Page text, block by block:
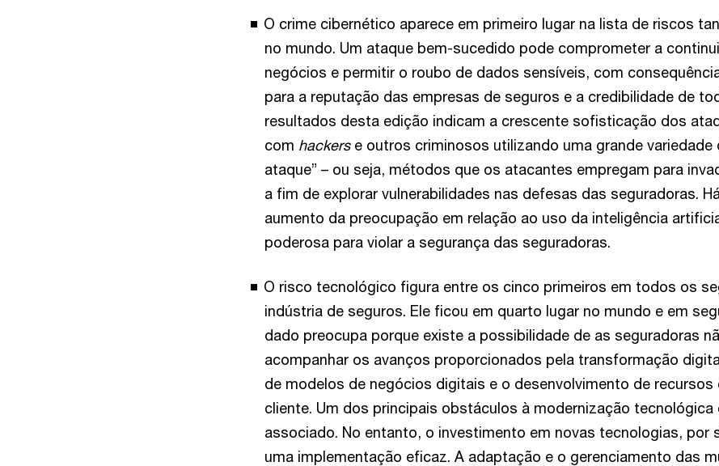
O crime cibernético aparece em primeiro lugar na lista de riscos
no mundo. Um ataque bem-sucedido pode comprometer a
negócios e permitir o roubo de dados sensíveis, com
para a reputação das empresas de seguros e a credibilidade de
resultados desta edição indicam a crescente sofisticação dos
com hackers e outros criminosos utilizando uma grande variedade
ataque” – ou seja, métodos que os atacantes empregam para
a fim de explorar vulnerabilidades nas defesas das seguradoras.
aumento da preocupação em relação ao uso da inteligência
poderosa para violar a segurança das seguradoras.
O risco tecnológico figura entre os cinco primeiros em todos os
indústria de seguros. Ele ficou em quarto lugar no mundo e em
dado preocupa porque existe a possibilidade de as seguradoras
acompanhar os avanços proporcionados pela transformação
de modelos de negócios digitais e o desenvolvimento de recursos
cliente. Um dos principais obstáculos à modernização tecnológica
associado. No entanto, o investimento em novas tecnologias, por
uma implementação eficaz. A adaptação e o gerenciamento das